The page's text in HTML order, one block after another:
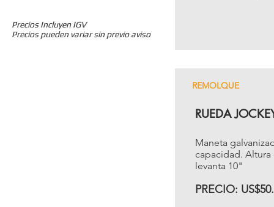
Precios Incluyen IGV
Precios pueden variar sin previo aviso
REMOLQUE
RUEDA
Maneta
capacidad.
levanta 10"
PRECIO: